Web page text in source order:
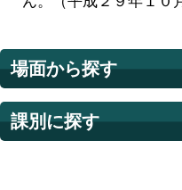
場面から探す
課別に探す